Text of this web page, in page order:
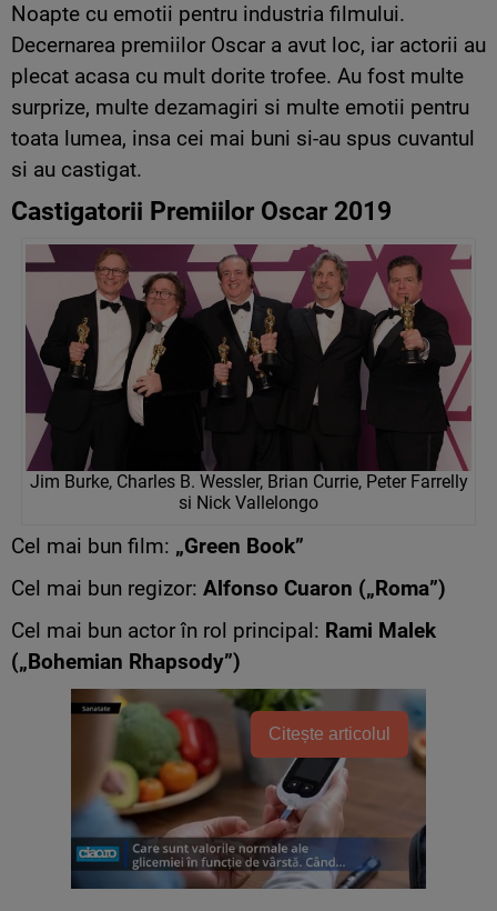
Noapte cu emotii pentru industria filmului.
Decernarea premiilor Oscar a avut loc, iar actorii au
plecat acasa cu mult dorite trofee. Au fost multe
surprize, multe dezamagiri si multe emotii pentru
toata lumea, insa cei mai buni si-au spus cuvantul
si au castigat.
Castigatorii Premiilor Oscar 2019
Jim Burke, Charles B. Wessler, Brian Currie, Peter Farrelly
si Nick Vallelongo
Cel mai bun film: „Green Book”
Cel mai bun regizor: Alfonso Cuaron („Roma”)
Cel mai bun actor în rol principal: Rami Malek
(„Bohemian Rhapsody”)
Citește articolul